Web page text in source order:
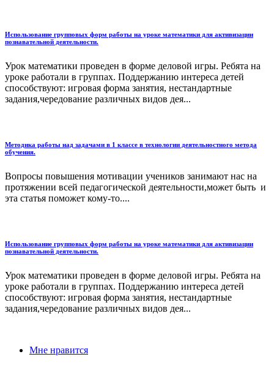
Использование групповых форм работы на уроке математики для активизации
познавательной деятельности.
Урок математики проведен в форме деловой игры. Ребята на
уроке работали в группах. Поддержанию интереса детей
способствуют: игровая форма занятия, нестандартные
задания,чередование различных видов дея...
Методика работы над задачами в 1 классе в технологии деятельностного метода
обучения.
Вопросы повышения мотивации учеников занимают нас на
протяжении всей педагогической деятельности,может быть и
эта статья поможет кому-то....
Использование групповых форм работы на уроке математики для активизации
познавательной деятельности.
Урок математики проведен в форме деловой игры. Ребята на
уроке работали в группах. Поддержанию интереса детей
способствуют: игровая форма занятия, нестандартные
задания,чередование различных видов дея...
Мне нравится